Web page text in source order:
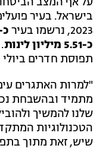
בישראל. בעיר
2023, נרשמו בעיר
כ-7.14
כ-5.51 מיליון לינות
תפוסת חדרים ביולי ו-89.7%
"למרות האתגרים
מתמיד ובהשבחת
שלנו להמשיך
הטכנולוגיות
שיש, זאת מתוך